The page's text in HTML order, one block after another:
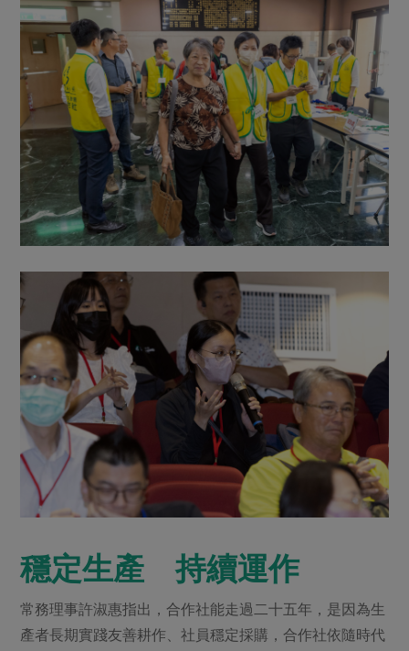
日用品 圖書禮品
防災用品
最新產品
優惠專區
素食專區
樂齡友善
異國料理
年菜食譜
養身食補
節慶大餐
高麗菜海鮮煎餅
把最好的台灣味帶回家！
綠主張月刊
典藏閱覽室
最新消息
媒體報導
下載專區
地區活動
社務會議 地區活動
活動報下載
穩定生產 持續運作
常務理事許淑惠指出，合作社能走過二十五年，是因為生
產者長期實踐友善耕作、社員穩定採購，合作社依隨時代